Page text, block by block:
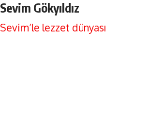
Sevim Gökyıldız
Sevim’le lezzet dünyası